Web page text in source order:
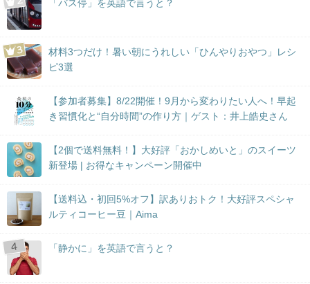
「バス停」を英語で言うと？
材料3つだけ！暑い朝にうれしい「ひんやりおやつ」レシ
ピ3選
【参加者募集】8/22開催！9月から変わりたい人へ！早起
き習慣化と“自分時間”の作り方｜ゲスト：井上皓史さん
【2個で送料無料！】大好評「おかしめいと」のスイーツ
新登場 | お得なキャンペーン開催中
【送料込・初回5%オフ】訳ありおトク！大好評スペシャ
ルティコーヒー豆｜Aima
「静かに」を英語で言うと？